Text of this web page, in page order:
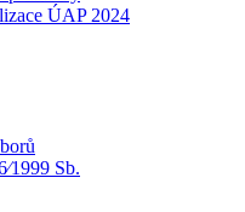
ÚAP 2024
Sb.